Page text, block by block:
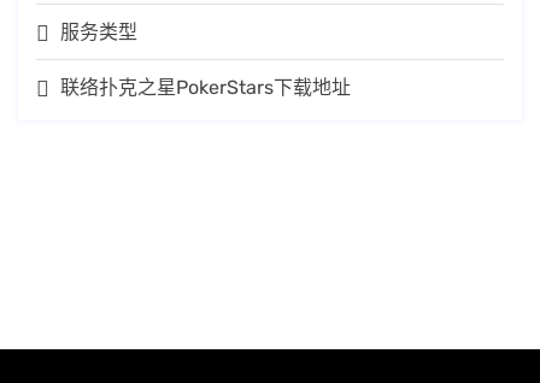
服务类型
联络扑克之星PokerStars下载地址